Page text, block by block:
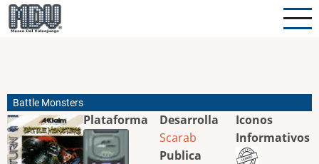
Pasar
al
Battle Monsters
Plataforma
Desarrolla
Scarab
Publica
Iconos
Informativos